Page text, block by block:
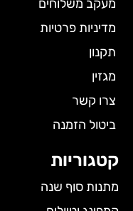
מעקב משלוחים
מדיניות פרטיות
תקנון
מגזין
צרו קשר
ביטול הזמנה
קטגוריות
מתנות סוף שנה